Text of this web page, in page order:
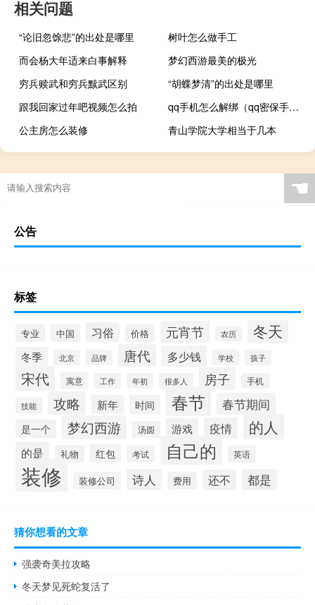
相关问题
“论旧忽馀悲”的出处是哪里
树叶怎么做手工
而会杨大年适来白事解释
梦幻西游最美的极光
穷兵赎武和穷兵黩武区别
“胡蝶梦清”的出处是哪里
跟我回家过年吧视频怎么拍
qq手机怎么解绑（qq密保手机丢了解绑）
公主房怎么装修
青山学院大学相当于几本
☚
公告
标签
专业 中国 习俗 价格 元宵节 农历 冬天
冬季 北京 品牌 唐代 多少钱 学校 孩子
宋代 寓意 工作 年初 很多人 房子 手机
技能 攻略 新年 时间 春节 春节期间
是一个 梦幻西游 汤圆 游戏 疫情 的人
的是 礼物 红包 考试 自己的 英语
装修 装修公司 诗人 费用 还不 都是
猜你想看的文章
强袭奇美拉攻略
冬天梦见死蛇复活了